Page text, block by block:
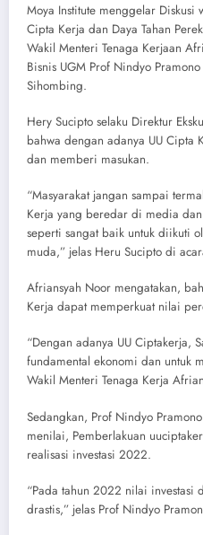
Moya Institute menggelar
Cipta Kerja dan Daya Tahan
Wakil Menteri Tenaga Kerjaan
Bisnis UGM Prof Nindyo
Sihombing.
Hery Sucipto selaku Direktur
bahwa dengan adanya UU Cipta
dan memberi masukan.
“Masyarakat jangan sampai
Kerja yang beredar di media
seperti sangat baik untuk diikuti
muda,” jelas Heru Sucipto di
Afriansyah Noor mengatakan,
Kerja dapat memperkuat nilai
“Dengan adanya UU Ciptakerja,
fundamental ekonomi dan untuk
Wakil Menteri Tenaga Kerja
Sedangkan, Prof Nindyo
menilai, Pemberlakuan
realisasi investasi 2022.
“Pada tahun 2022 nilai investasi
drastis,” jelas Prof Nindyo